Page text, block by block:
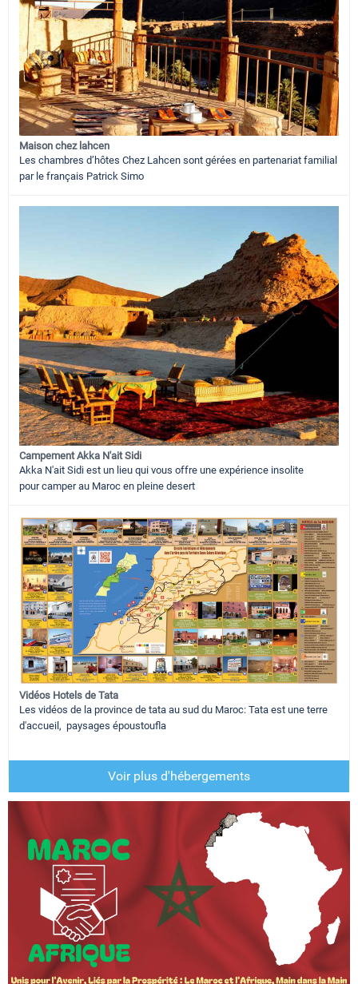
Maison chez lahcen
Les chambres d’hôtes Chez Lahcen sont gérées en partenariat familial
par le français Patrick Simo
Campement Akka N'ait Sidi
Akka N'ait Sidi est un lieu qui vous offre une expérience insolite
pour camper au Maroc en pleine desert
Vidéos Hotels de Tata
Les vidéos de la province de tata au sud du Maroc: Tata est une terre
d'accueil, paysages époustoufla
Voir plus d'hébergements